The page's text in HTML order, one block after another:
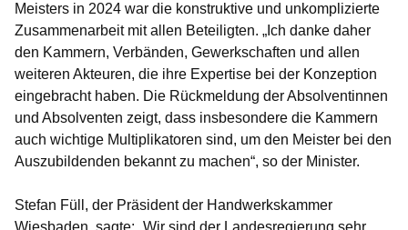
Meisters in 2024 war die konstruktive und unkomplizierte
Zusammenarbeit mit allen Beteiligten. „Ich danke daher
den Kammern, Verbänden, Gewerkschaften und allen
weiteren Akteuren, die ihre Expertise bei der Konzeption
eingebracht haben. Die Rückmeldung der Absolventinnen
und Absolventen zeigt, dass insbesondere die Kammern
auch wichtige Multiplikatoren sind, um den Meister bei den
Auszubildenden bekannt zu machen“, so der Minister.
Stefan Füll, der Präsident der Handwerkskammer